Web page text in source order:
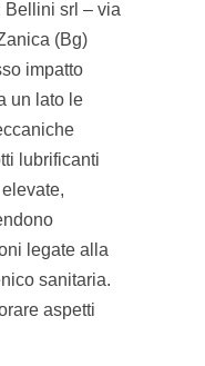
Bellini srl – via
(Bg)
impatto
un lato le
lubrificanti
legate alla
sanitaria.
aspetti